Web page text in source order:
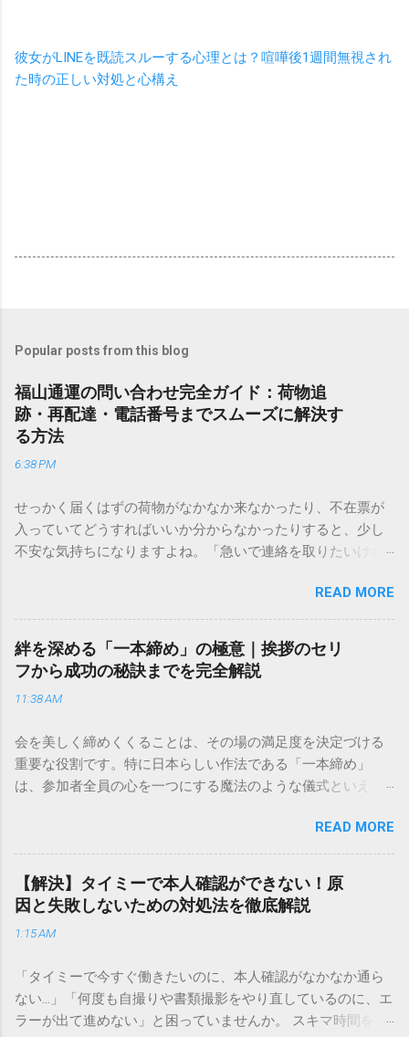
彼女がLINEを既読スルーする心理とは？喧嘩後1週間無視され
た時の正しい対処と心構え
Popular posts from this blog
福山通運の問い合わせ完全ガイド：荷物追
跡・再配達・電話番号までスムーズに解決す
る方法
6:38 PM
せっかく届くはずの荷物がなかなか来なかったり、不在票が
入っていてどうすればいいか分からなかったりすると、少し
不安な気持ちになりますよね。「急いで連絡を取りたいけれ
きできる？」といった疑問を抱える方も多いはずです。 福山
通運は企業間物流のイメージが強いかもしれませんが、個人
向けの宅配サービスも非常に充実しています。大切なのは、
目的に合わせた適切な連絡先を選ぶことです。この記事で
は、荷物の追跡確認から営業所への電話連絡、再配達の依頼
手順まで、初めての方でも迷わずに解決できる方法を詳しく
本全国に広範なネットワークを持つ大手運送会社です。特に
重量物や大型の荷物、そして企業間の輸送において圧倒的な
実績を誇ります。 個人で利用する場合、他の宅配業者と少し
いう特徴があります。地域に密着した各拠点が配送をコント
ロールしているため、現場の状況に合わせた柔軟な相談がし
やすいのがメリットです。まずは、今抱えている悩みがどの
サービスで解決できるかを確認していきましょう。 1. 荷物の
るのが最も効率的です。現在の荷物がいったいどこにあるの
か、いつ届く予定なのかは、お手元の番号一つで判明しま
す。 伝票番号（お問い合わせ番号）を準備する : 送り状（伝
票）の控えに記載されている、数字の並びを確認してくださ
READ MORE
絆を深める「一本締め」の極意｜挨拶のセリ
フから成功の秘訣までを完全解説
11:38 AM
会を美しく締めくくることは、その場の満足度を決定づける
重要な役割です。特に日本らしい作法である「一本締め」
は、参加者全員の心を一つにする魔法のような儀式といえる
「手拍子のリズムに自信がない」と不安を感じる方も多いは
ずです。この記事では、ビジネスからカジュアルな集まりま
で、どのような場面でも堂々と立ち振る舞えるための「一本
締め」の作法を、基礎知識から具体的なセリフ例まで丁寧に
解説します。 一本締めとは？その本質と効果 一本締めは、単
に手を叩いて終わらせる作業ではありません。その時間、そ
て刻み込む伝統的な儀礼です。 一本締めがもたらすポジティ
ブな効果 一体感の創出 参加者全員が一斉に同じリズムを刻む
ことで、集団としての連帯感が生まれます。 心地よい終幕
READ MORE
【解決】タイミーで本人確認ができない！原
因と失敗しないための対処法を徹底解説
1:15 AM
「タイミーで今すぐ働きたいのに、本人確認がなかなか通ら
ない…」「何度も自撮りや書類撮影をやり直しているのに、エ
ラーが出て進めない」と困っていませんか。 スキマ時間を有